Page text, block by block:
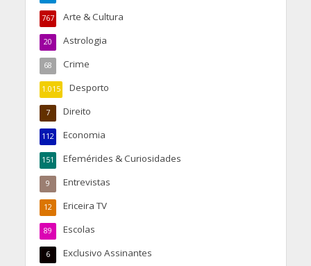
Arte & Cultura
767
Astrologia
20
Crime
68
Desporto
1.015
Direito
7
Economia
112
Efemérides & Curiosidades
151
Entrevistas
9
Ericeira TV
12
Escolas
89
Exclusivo Assinantes
6